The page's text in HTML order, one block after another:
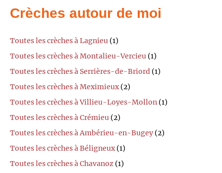
Crèches autour de moi
Toutes les crèches à Lagnieu (1)
Toutes les crèches à Montalieu-Vercieu (1)
Toutes les crèches à Serrières-de-Briord (1)
Toutes les crèches à Meximieux(2)
Toutes les crèches à Villieu-Loyes-Mollon (1)
Toutes les crèches à Crémieu (2)
Toutes les crèches à Ambérieu-en-Bugey (2)
Toutes les crèches à Béligneux(1)
Toutes les crèches à Chavanoz (1)